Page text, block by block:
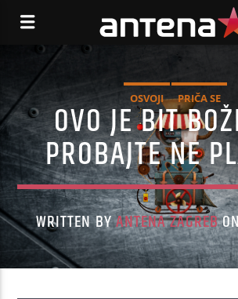
OSVOJI PRIČA SE
OVO JE BIT
PROBAJTE NE
WRITTEN BYANTENA ZAGREB